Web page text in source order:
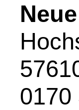
0170